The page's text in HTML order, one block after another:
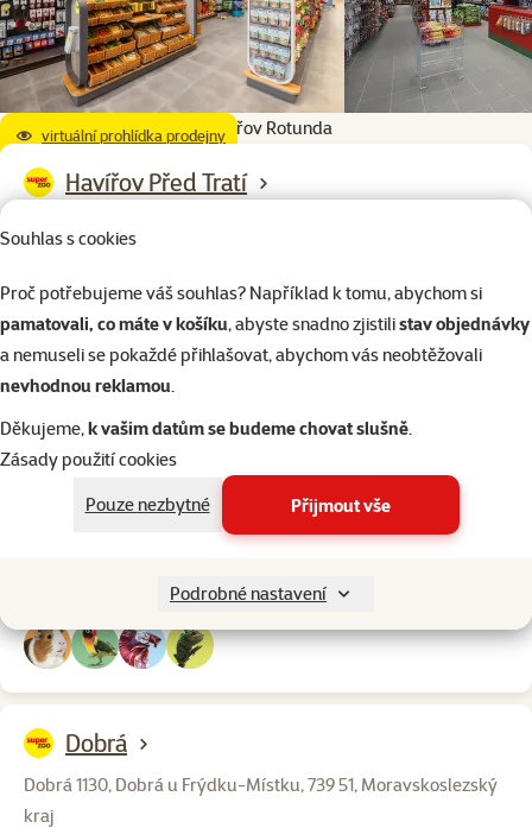
Souhlas s cookies
Proč potřebujeme váš souhlas? Například k tomu, abychom si
pamatovali, co máte v košíku, abyste snadno zjistilistav objednávky
a nemuseli se pokaždé přihlašovat, abychom vás neobtěžovali
nevhodnou reklamou.
Děkujeme,k vašim datům se budeme chovat slušně.
Zásady použití cookies
Pouze nezbytné
Přijmout vše
Podrobné nastavení
virtuální prohlídka prodejnyHavířov Rotunda
Havířov Před Tratí
Po – Ne: 9:00 – 20:00
Šenov u Ostravy
RP Šenov U Panelárny 2192, Šenov u Ostravy, 739 34,
Moravskoslezský kraj, Česká republika
Po – Ne: 9:00 – 20:00
Dobrá
Dobrá 1130, Dobrá u Frýdku-Místku, 739 51, Moravskoslezský
kraj